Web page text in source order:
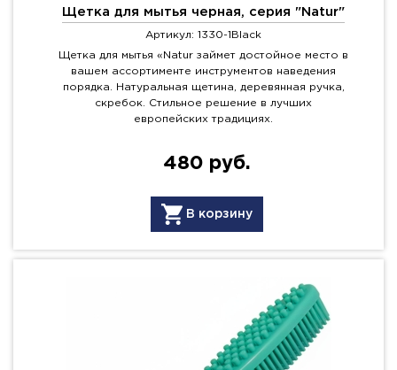
Щетка для мытья черная, серия "Natur"
Артикул: 1330-1Black
Щетка для мытья «Natur займет достойное место в
вашем ассортименте инструментов наведения
порядка. Натуральная щетина, деревянная ручка,
скребок. Стильное решение в лучших
европейских традициях.
480 руб.
В корзину